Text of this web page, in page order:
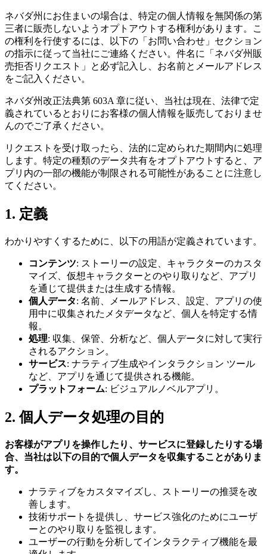
ネバダ州にお住まいの場合は、特定の個人情報を無関係の第
三者に販売しないようオプトアウトする権利があります。こ
の権利を行使するには、以下の「お問い合わせ」セクション
の指示に従って当社にご連絡ください。件名に「ネバダ州販
売拒否リクエスト」と必ず記入し、お名前とメールアドレス
をご記入ください。
ネバダ州改正法典第 603A 章に従い、当社は現在、法律で定
義されているとおりにお客様の個人情報を販売しておりませ
んのでご了承ください。
リクエストを受け取ったら、法的に定められた期間内に処理
します。特定の種類のデータ共有をオプトアウトすると、ア
プリ内の一部の機能が制限される可能性があることに注意し
てください。
1. 定義
わかりやすくするために、以下の用語が定義されています。
コンテンツ: ストーリーの設定、キャラクターのカスタ
マイズ、仮想キャラクターとのやり取りなど、アプリ
を通じて提供または生成する情報。
個人データ: 名前、メールアドレス、設定、アプリの使
用中に収集されたメタデータなど、個人を特定する情
報。
処理: 収集、保管、分析など、個人データに対して実行
されるアクション。
サービス: ナラティブ生成やインタラクション ツール
など、アプリを通じて提供される機能。
プラットフォーム: ビジュアルノベルアプリ。
2. 個人データ処理の目的
お客様がアプリを操作したり、サービスに登録したりする場
合、当社は以下の目的で個人データを収集することがありま
す。
ナラティブをカスタマイズし、ストーリーの推奨を改
善します。
技術サポートを提供し、サービス強化のためにユーザ
ーとのやり取りを監視します。
ユーザーの行動を分析してインタラクティブ機能を最